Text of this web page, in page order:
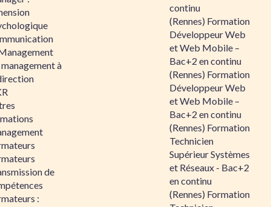
à
de
:
continu
(Rennes) Formation
Développeur Web
et Web Mobile –
Bac+2 en continu
(Rennes) Formation
Développeur Web
et Web Mobile –
Bac+2 en continu
(Rennes) Formation
Technicien
Supérieur Systèmes
et Réseaux - Bac+2
en continu
(Rennes) Formation